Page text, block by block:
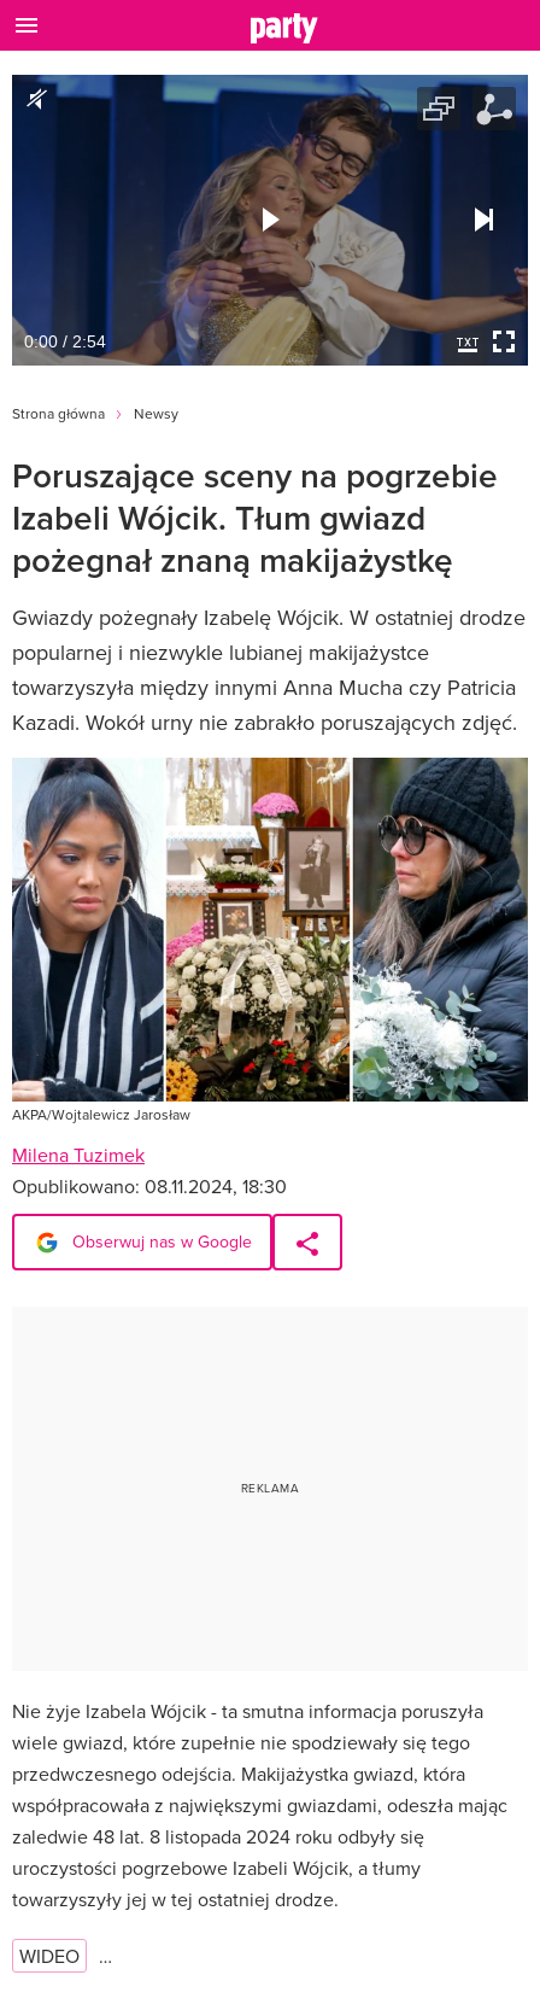
0:00 / 2:54
Strona główna Newsy
Poruszające sceny na pogrzebie
Izabeli Wójcik. Tłum gwiazd
pożegnał znaną makijażystkę
Gwiazdy pożegnały Izabelę Wójcik. W ostatniej drodze
popularnej i niezwykle lubianej makijażystce
towarzyszyła między innymi Anna Mucha czy Patricia
Kazadi. Wokół urny nie zabrakło poruszających zdjęć.
AKPA/Wojtalewicz Jarosław
Milena Tuzimek
Opublikowano: 08.11.2024, 18:30
Obserwuj nas w Google
Nie żyje Izabela Wójcik - ta smutna informacja poruszyła
wiele gwiazd, które zupełnie nie spodziewały się tego
przedwczesnego odejścia. Makijażystka gwiazd, która
współpracowała z największymi gwiazdami, odeszła mając
zaledwie 48 lat. 8 listopada 2024 roku odbyły się
uroczystości pogrzebowe Izabeli Wójcik, a tłumy
towarzyszyły jej w tej ostatniej drodze.
WIDEO …